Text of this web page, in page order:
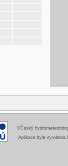
©Český
Aplikace byla vyrobena